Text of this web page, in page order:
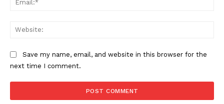
Save my name, email, and website in this browser for the
next time I comment.